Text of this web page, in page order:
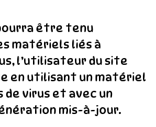
être tenu
matériels liés à
l’utilisateur du site
en utilisant un matériel
virus et avec un
mis-à-jour.